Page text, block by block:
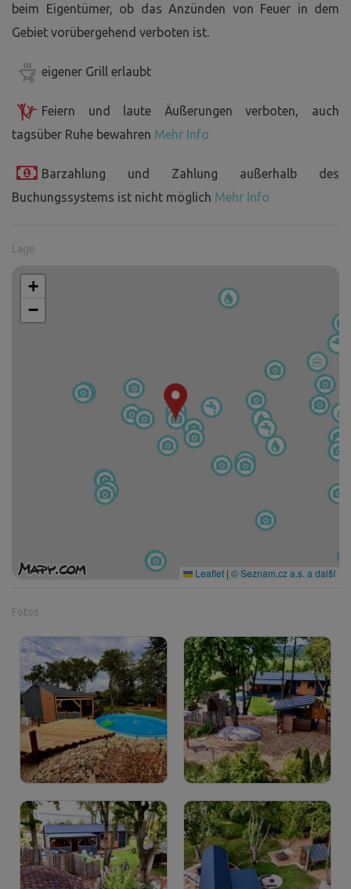
beim Eigentümer, ob das Anzünden von Feuer in dem
Gebiet vorübergehend verboten ist.
eigener Grill erlaubt
Feiern und laute Äußerungen verboten, auch
tagsüber Ruhe bewahren Mehr Info
Barzahlung und Zahlung außerhalb des
Buchungssystems ist nicht möglich Mehr Info
Lage
+
−
Leaflet | © Seznam.cz a.s. a další
Fotos